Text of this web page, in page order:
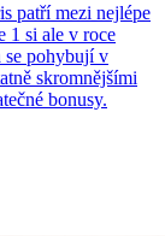
patří mezi nejlépe
1 si ale v roce
se pohybují v
skromnějšími
bonusy.